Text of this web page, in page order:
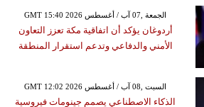
GMT 15:40 2026 الجمعة ,07 آب / أغسطس
أردوغان يؤكد أن اتفاقية مكة تعزز التعاون
الأمني والدفاعي وتدعم استقرار المنطقة
GMT 12:02 2026 السبت ,08 آب / أغسطس
الذكاء الاصطناعي يصمم جينومات فيروسية